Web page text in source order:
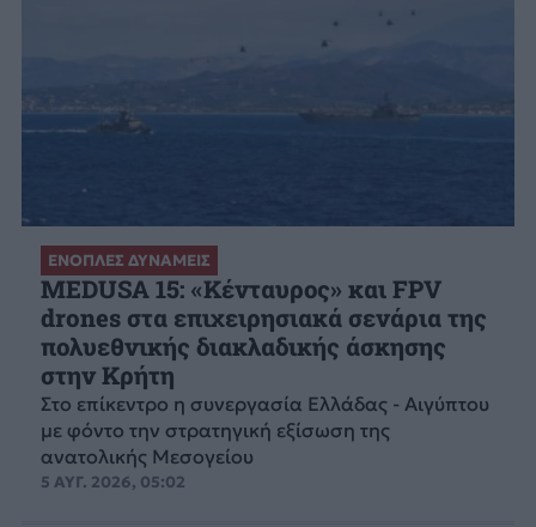
ΕΝΟΠΛΕΣ ΔΥΝΑΜΕΙΣ
MEDUSA 15: «Κένταυρος» και FPV
drones στα επιχειρησιακά σενάρια της
πολυεθνικής διακλαδικής άσκησης
στην Κρήτη
Στο επίκεντρο η συνεργασία Ελλάδας - Αιγύπτου
με φόντο την στρατηγική εξίσωση της
ανατολικής Μεσογείου
5 ΑΥΓ. 2026, 05:02